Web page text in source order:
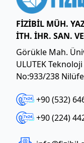
FİZİBİL MÜH.
İTH. İHR. SAN.
Görükle Mah.
ULUTEK
No:933/238
+90 (532)
+90 (224)